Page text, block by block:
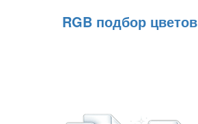
RGB подбор цветов